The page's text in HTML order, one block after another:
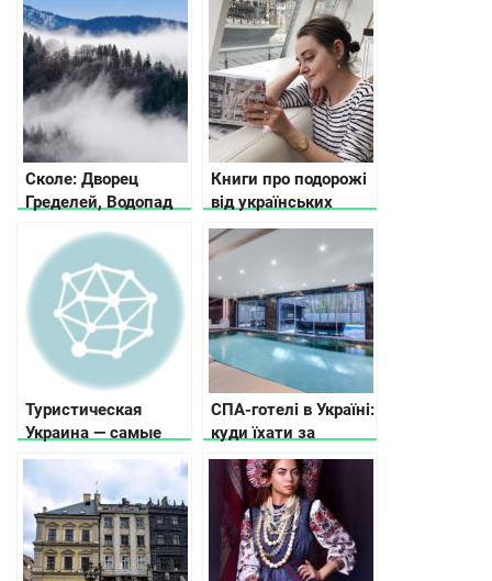
Сколе: Дворец
Гределей, Водопад
Книги про подорожі
від українських
письменників
Туристическая
Украина — самые
посещаемые места
и выдающиеся
памятки
СПА-готелі в Україні:
куди їхати за
релаксом